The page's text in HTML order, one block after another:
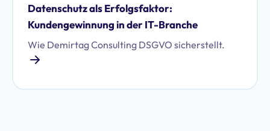
Datenschutz als Erfolgsfaktor:
Kundengewinnung in der IT-Branche
Wie Demirtag Consulting DSGVO sicherstellt.